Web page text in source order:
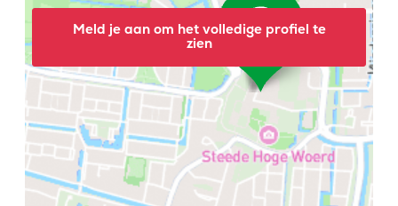
Meld je aan om het volledige profiel te
zien